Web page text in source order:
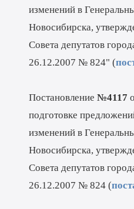
изменений в
Новосибирска,
Совета депутатов
26.12.2007 № 824" (
Постановление №4117
подготовке
изменений в
Новосибирска,
Совета депутатов
26.12.2007 № 824 (